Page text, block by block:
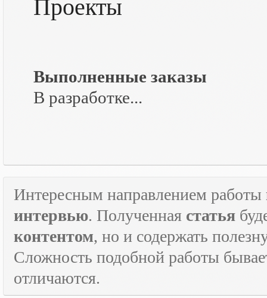
Проекты
Выполненные заказы
В разработке...
Интересным направлением работы
интервью. Полученная статья
контентом, но и содержать
Сложность подобной работы
отличаются.